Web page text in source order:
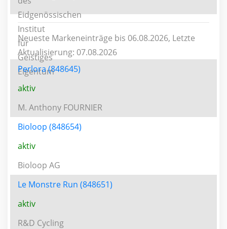
Neueste Markeneinträge bis 06.08.2026, Letzte
Aktualisierung: 07.08.2026
Perlora (848645)
aktiv
M. Anthony FOURNIER
Bioloop (848654)
aktiv
Bioloop AG
Le Monstre Run (848651)
aktiv
R&D Cycling